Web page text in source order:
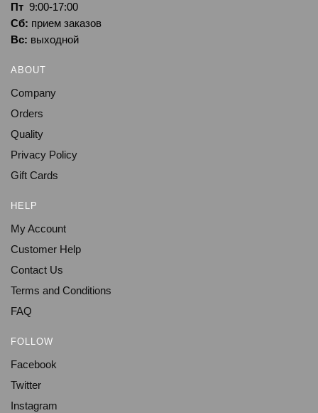
Пт 9:00-17:00
Сб: прием заказов
Вс: выходной
ABOUT
Company
Orders
Quality
Privacy Policy
Gift Cards
HELP
My Account
Customer Help
Contact Us
Terms and Conditions
FAQ
FOLLOW
Facebook
Twitter
Instagram